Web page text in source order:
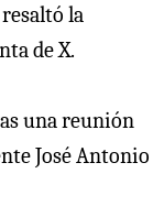
resaltó la
de X.
una reunión
José Antonio